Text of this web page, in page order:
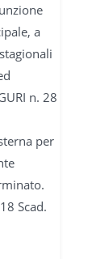
a
n. 28
per
Scad.